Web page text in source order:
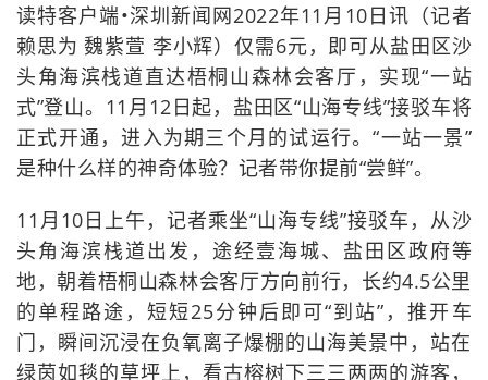
读特客户端•深圳新闻网2022年11月10日讯（记者
赖思为 魏紫萱 李小辉）仅需6元，即可从盐田区沙
头角海滨栈道直达梧桐山森林会客厅，实现“一站
式”登山。11月12日起，盐田区“山海专线”接驳车将
正式开通，进入为期三个月的试运行。“一站一景”
是种什么样的神奇体验？记者带你提前“尝鲜”。
11月10日上午，记者乘坐“山海专线”接驳车，从沙
头角海滨栈道出发，途经壹海城、盐田区政府等
地，朝着梧桐山森林会客厅方向前行，长约4.5公里
的单程路途，短短25分钟后即可“到站”，推开车
门，瞬间沉浸在负氧离子爆棚的山海美景中，站在
绿茵如毯的草坪上，看古榕树下三三两两的游客，